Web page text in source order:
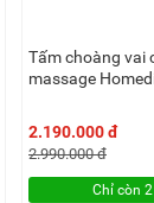
Tấm choàng vai
massage
2.190.000 đ
2.990.000 đ
Chỉ còn